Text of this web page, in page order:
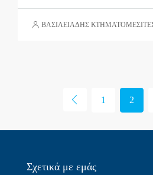
ΒΑΣΙΛΕΙΑΔΗΣ
1 2
Σχετικά με εμάς​